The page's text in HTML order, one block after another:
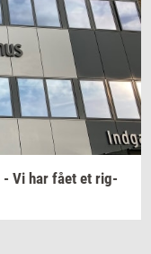
- Vi har fået et rig­